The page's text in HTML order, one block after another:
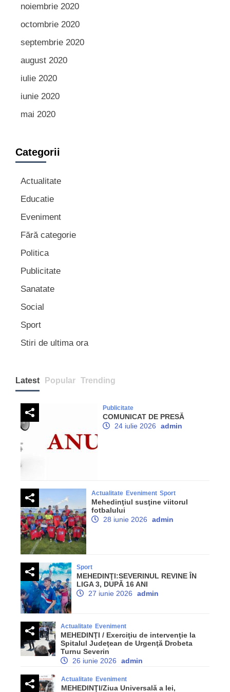
noiembrie 2020
octombrie 2020
septembrie 2020
august 2020
iulie 2020
iunie 2020
mai 2020
Categorii
Actualitate
Educatie
Eveniment
Fără categorie
Politica
Publicitate
Sanatate
Social
Sport
Stiri de ultima ora
Latest Popular Trending
Publicitate
COMUNICAT DE PRESĂ
24 iulie 2026
admin
Actualitate Eveniment Sport
Mehedinţiul susţine viitorul
fotbalului
28 iunie 2026
admin
Sport
MEHEDINŢI:SEVERINUL REVINE ÎN
LIGA 3, DUPĂ 16 ANI
27 iunie 2026
admin
Actualitate Eveniment
MEHEDINŢI / Exerciţiu de intervenţie la
Spitalul Judeţean de Urgenţă Drobeta
Turnu Severin
26 iunie 2026
admin
Actualitate Eveniment
MEHEDINŢI/Ziua Universală a Iei,